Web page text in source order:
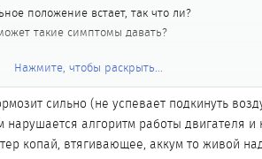
положение встает, так что ли?
такие симптомы давать?
все чаще тапку жмешь и гул на 2 тыс. стоит.
то "захлебывается".
и приборка тухнет. Все вообще
Нажмите, чтобы раскрыть...
сильно (не успевает подкинуть
алгоритм работы двигателя
копай, втягивающее, аккум то живой